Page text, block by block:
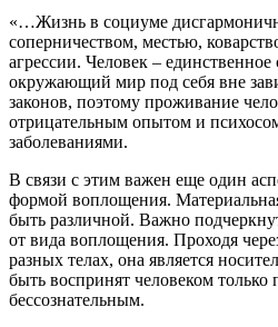
«…Жизнь в социуме
соперничеством, местью,
агрессии. Человек –
окружающий мир под себя вне
законов, поэтому проживание
отрицательным опытом и
заболеваниями.
В связи с этим важен еще один
формой воплощения.
быть различной. Важно
от вида воплощения. Проходя
разных телах, она является
быть воспринят человеком только
бессознательным.